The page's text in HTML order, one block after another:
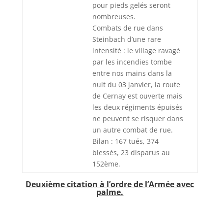
pour pieds gelés seront
nombreuses.
Combats de rue dans
Steinbach d’une rare
intensité : le village ravagé
par les incendies tombe
entre nos mains dans la
nuit du 03 janvier, la route
de Cernay est ouverte mais
les deux régiments épuisés
ne peuvent se risquer dans
un autre combat de rue.
Bilan : 167 tués, 374
blessés, 23 disparus au
152ème.
Deuxième citation à l’ordre de l’Armée avec
palme.